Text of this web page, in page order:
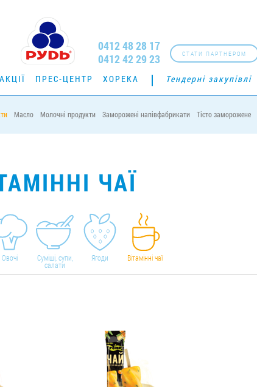
СТАТИ ПАРТНЕРОМ
0412 48 28 17
0412 42 29 23
АКЦІЇ ПРЕС-ЦЕНТР ХОРЕКА Тендерні закупівлі
Масло Молочні продукти Заморожені напівфабрикати Тісто заморожене
ЧАЇ
Овочі Суміші, супи,
салати
Ягоди Вітамінні чаї